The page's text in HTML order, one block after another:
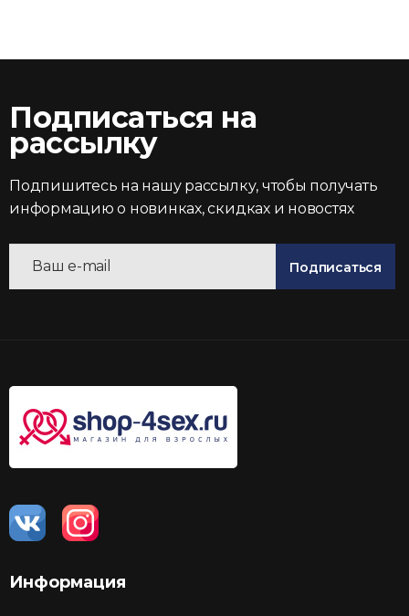
Подписаться на
рассылку
Подпишитесь на нашу рассылку, чтобы получать
информацию о новинках, скидках и новостях
Подписаться
Информация